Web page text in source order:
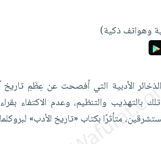
وهواتف ذكية)
الأدبية التي أفصحت عن عِظَمِ تاريخ
بالتهذيب والتنظيم، وعدم الاكتفاء
متأثرًا بكتاب «تاريخ الأدب»